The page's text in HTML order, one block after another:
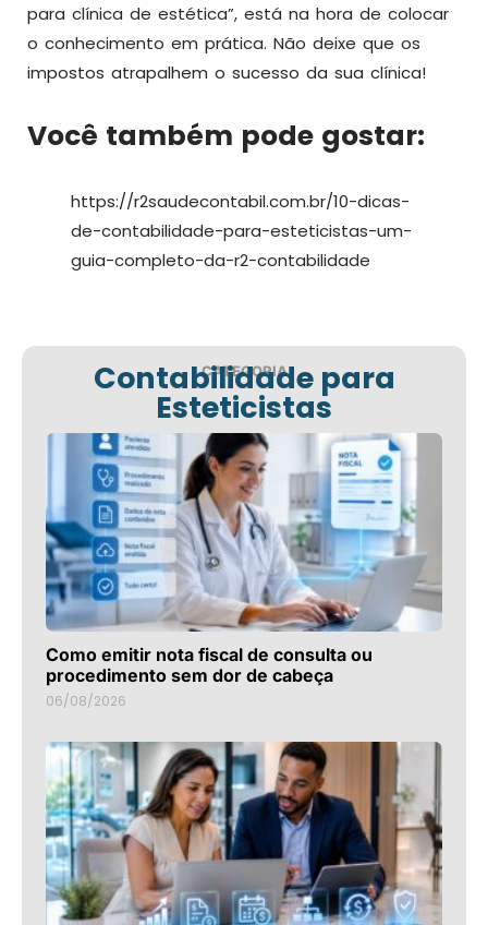
para clínica de estética”, está na hora de colocar
o conhecimento em prática. Não deixe que os
impostos atrapalhem o sucesso da sua clínica!
Você também pode gostar:
https://r2saudecontabil.com.br/10-dicas-
de-contabilidade-para-esteticistas-um-
guia-completo-da-r2-contabilidade
CATEGORIA
Contabilidade para
Esteticistas
Como emitir nota fiscal de consulta ou
procedimento sem dor de cabeça
06/08/2026